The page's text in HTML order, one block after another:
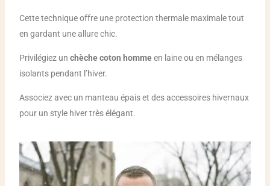
Cette technique offre une protection thermale maximale tout
en gardant une allure chic.
Privilégiez un chèche coton hommeen laine ou en mélanges
isolants pendant l’hiver.
Associez avec un manteau épais et des accessoires hivernaux
pour un style hiver très élégant.